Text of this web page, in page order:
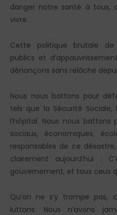
danger notre santé à tous,
vivre.
Cette politique brutale
publics et
dénonçons sans relâche
Nous nous battons pour
tels que la Sécurité Sociale,
l’hôpital. Nous nous
sociaux, économiques,
responsables de ce
clairement aujourd’hui :
gouvernement, et tous ceux
Qu’on ne s’y trompe pas,
luttons. Nous n’avons